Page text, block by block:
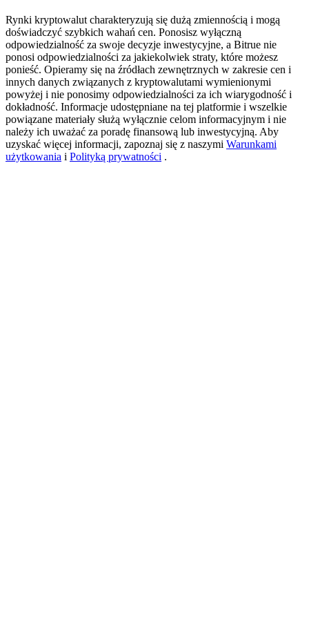
USDT New User Exclusive 10% APR
USDT Flexible Staking | Daily Rewards
New Listing Futures Fest
Trade New Futures, Win 200,000 USDT
Rynki kryptowalut charakteryzują się dużą zmiennością i mogą
doświadczyć szybkich wahań cen. Ponosisz wyłączną
odpowiedzialność za swoje decyzje inwestycyjne, a Bitrue nie
ponosi odpowiedzialności za jakiekolwiek straty, które możesz
ponieść. Opieramy się na źródłach zewnętrznych w zakresie cen i
innych danych związanych z kryptowalutami wymienionymi
powyżej i nie ponosimy odpowiedzialności za ich wiarygodność i
dokładność. Informacje udostępniane na tej platformie i wszelkie
powiązane materiały służą wyłącznie celom informacyjnym i nie
należy ich uważać za poradę finansową lub inwestycyjną. Aby
uzyskać więcej informacji, zapoznaj się z naszymi Warunkami
użytkowania i Polityką prywatności .